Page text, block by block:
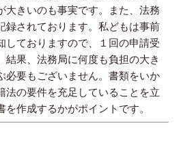
大きいのも事実です。また、法務
録されております。私どもは事前
しておりますので、１回の申請受
結果、法務局に何度も負担の大き
必要もございません。書類をいか
法の要件を充足していることを立
作成するかがポイントです。